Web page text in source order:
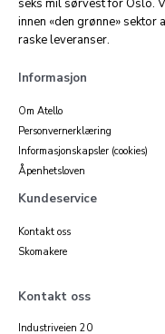
seks mil sørvest for Oslo.
innen «den grønne»
raske leveranser.
Informasjon
Om Atello
Personvernerklæring
Informasjonskapsler (cookies)
Åpenhetsloven
Kundeservice
Kontakt oss
Skomakere
Kontakt oss
Industriveien 20